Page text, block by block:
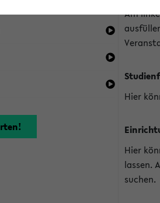
Am
Hier
Hier
lassen.
suchen.